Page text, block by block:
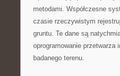
metodami. Współczesne
czasie rzeczywistym
gruntu. Te dane są
oprogramowanie przetwarza
badanego terenu.